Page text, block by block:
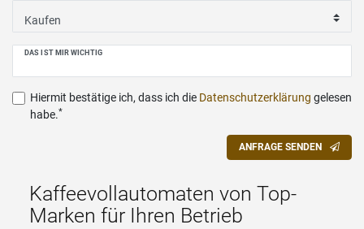
DAS IST MIR WICHTIG
Hiermit bestätige ich, dass ich die Daten­schutz­erklärung gelesen
habe.*
ANFRAGE SENDEN
Kaffeevollautomaten von Top-
Marken für Ihren Betrieb